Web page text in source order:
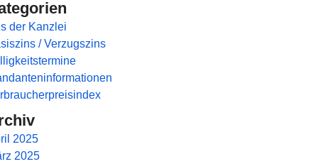
der Kanzlei
/ Verzugszins
2025
2025